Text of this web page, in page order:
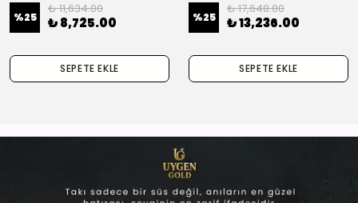
%25
₺ 11,634.00
₺ 8,725.00
SEPETE EKLE
%25
₺ 17,648.00
₺ 13,236.00
SEPETE EKLE